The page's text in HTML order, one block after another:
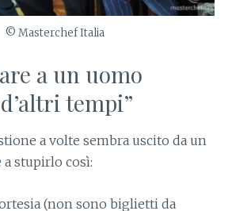
© Masterchef Italia
a un uomo
tempi”
a volte sembra uscito da un
a stupirlo così:
(non sono biglietti da